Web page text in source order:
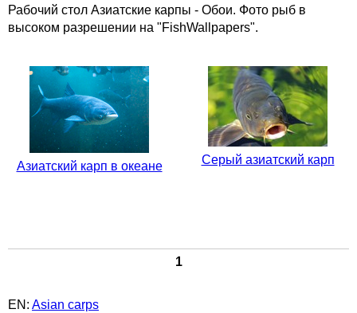
Рабочий стол Азиатские карпы - Обои. Фото рыб в
высоком разрешении на "FishWallpapers".
Азиатский карп в океане Серый азиатский карп
1
EN: Asian carps